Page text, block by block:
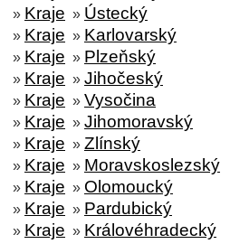
» Kraje » Ústecký
» Kraje » Karlovarský
» Kraje » Plzeňský
» Kraje » Jihočeský
» Kraje » Vysočina
» Kraje » Jihomoravský
» Kraje » Zlínský
» Kraje » Moravskoslezský
» Kraje » Olomoucký
» Kraje » Pardubický
» Kraje » Královéhradecký